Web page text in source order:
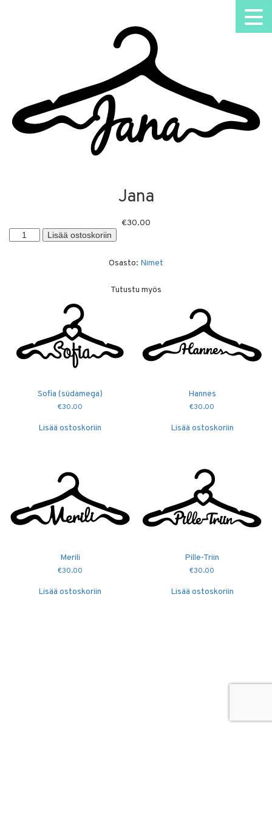
Jana
€30.00
Jana
määrä
Lisää ostoskoriin
Osasto: Nimet
Tutustu myös
Sofia (südamega)
€30.00
Lisää ostoskoriin
Hannes
€30.00
Lisää ostoskoriin
Merili
€30.00
Lisää ostoskoriin
Pille-Triin
€30.00
Lisää ostoskoriin